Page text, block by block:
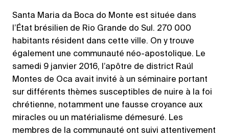
Santa Maria da Boca do Monte est située dans
l’État brésilien de Rio Grande do Sul. 270 000
habitants résident dans cette ville. On y trouve
également une communauté néo-apostolique. Le
samedi 9 janvier 2016, l’apôtre de district Raúl
Montes de Oca avait invité à un séminaire portant
sur différents thèmes susceptibles de nuire à la foi
chrétienne, notamment une fausse croyance aux
miracles ou un matérialisme démesuré. Les
membres de la communauté ont suivi attentivement